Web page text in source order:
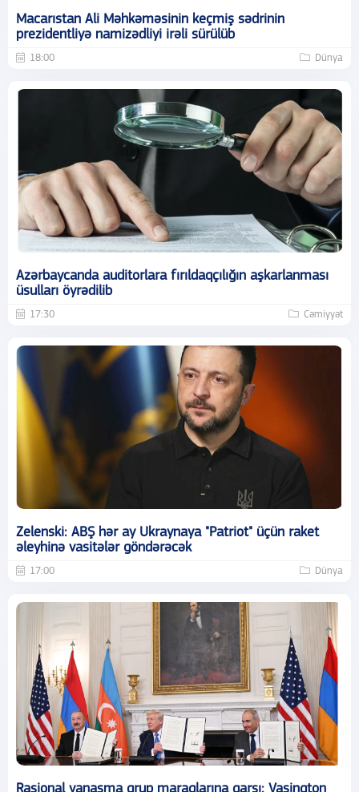
Macarıstan Ali Məhkəməsinin keçmiş sədrinin
prezidentliyə namizədliyi irəli sürülüb
18:00 Dünya
Azərbaycanda auditorlara fırıldaqçılığın aşkarlanması
üsulları öyrədilib
17:30 Cəmiyyət
Zelenski: ABŞ hər ay Ukraynaya "Patriot" üçün raket
əleyhinə vasitələr göndərəcək
17:00 Dünya